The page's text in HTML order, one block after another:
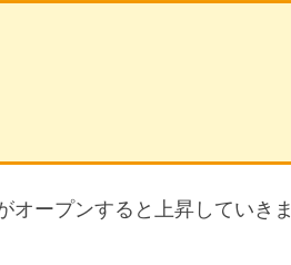
オープンすると上昇していきま